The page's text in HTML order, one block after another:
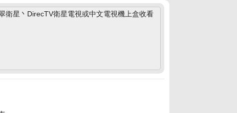
衛星丶DirecTV衛星電視或中文電視機上盒收看